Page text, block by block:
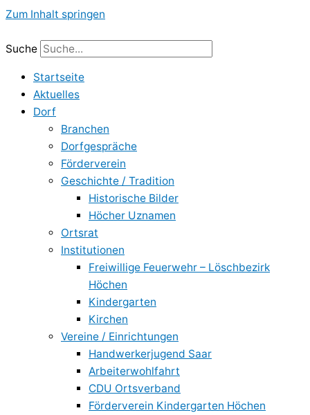
Zum Inhalt springen
Suche
Startseite
Aktuelles
Dorf
Branchen
Dorfgespräche
Förderverein
Geschichte / Tradition
Historische Bilder
Höcher Uznamen
Ortsrat
Institutionen
Freiwillige Feuerwehr – Löschbezirk
Höchen
Kindergarten
Kirchen
Vereine / Einrichtungen
Handwerkerjugend Saar
Arbeiterwohlfahrt
CDU Ortsverband
Förderverein Kindergarten Höchen